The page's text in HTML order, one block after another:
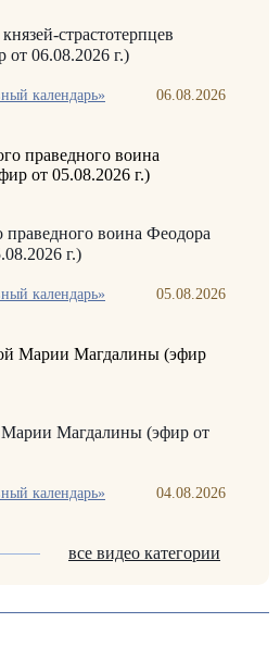
страстотерпцев
от 06.08.2026 г.)
календарь» 06.08.2026
праведного воина Феодора
г.)
календарь» 05.08.2026
Марии Магдалины (эфир от
календарь» 04.08.2026
все видео категории